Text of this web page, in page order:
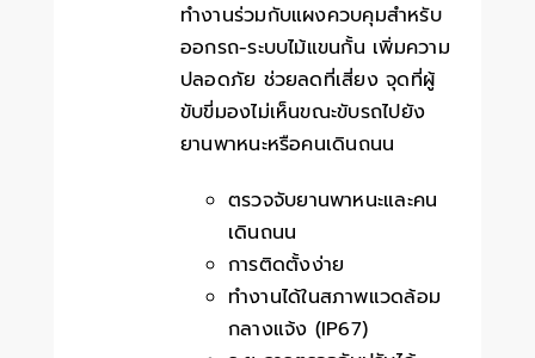
ทำงานร่วมกับแผงควบคุมสำหรับ
ออกรถ-ระบบไม้แขนกั้น เพิ่มความ
ปลอดภัย ช่วยลดที่เสี่ยง จุดที่ผู้
ขับขี่มองไม่เห็นขณะขับรถไปยัง
ยานพาหนะหรือคนเดินถนน
ตรวจจับยานพาหนะและคน
เดินถนน
การติดตั้งง่าย
ทำงานได้ในสภาพแวดล้อม
กลางแจ้ง (IP67)